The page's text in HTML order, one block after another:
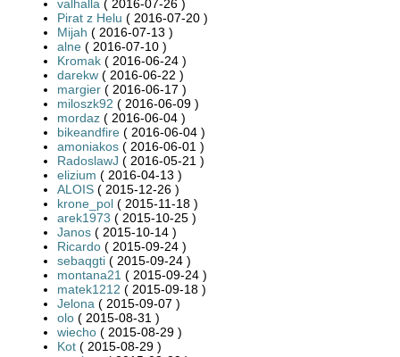
valhalla ( 2016-07-26 )
Pirat z Helu ( 2016-07-20 )
Mijah ( 2016-07-13 )
alne ( 2016-07-10 )
Kromak ( 2016-06-24 )
darekw ( 2016-06-22 )
margier ( 2016-06-17 )
miloszk92 ( 2016-06-09 )
mordaz ( 2016-06-04 )
bikeandfire ( 2016-06-04 )
amoniakos ( 2016-06-01 )
RadoslawJ ( 2016-05-21 )
elizium ( 2016-04-13 )
ALOIS ( 2015-12-26 )
krone_pol ( 2015-11-18 )
arek1973 ( 2015-10-25 )
Janos ( 2015-10-14 )
Ricardo ( 2015-09-24 )
sebaqgti ( 2015-09-24 )
montana21 ( 2015-09-24 )
matek1212 ( 2015-09-18 )
Jelona ( 2015-09-07 )
olo ( 2015-08-31 )
wiecho ( 2015-08-29 )
Kot ( 2015-08-29 )